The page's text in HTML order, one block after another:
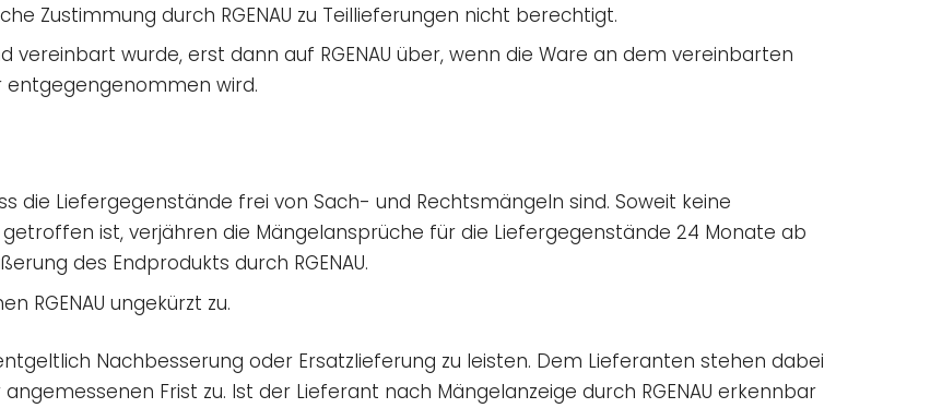
Zustimmung durch RGENAU zu Teillieferungen nicht berechtigt.
vereinbart wurde, erst dann auf RGENAU über, wenn die Ware an dem vereinbarten
wird.
die Liefergegenstände frei von Sach- und Rechtsmängeln sind. Soweit keine
ist, verjähren die Mängelansprüche für die Liefergegenstände 24 Monate ab
des Endprodukts durch RGENAU.
RGENAU ungekürzt zu.
Nachbesserung oder Ersatzlieferung zu leisten. Dem Lieferanten stehen dabei
Frist zu. Ist der Lieferant nach Mängelanzeige durch RGENAU erkennbar